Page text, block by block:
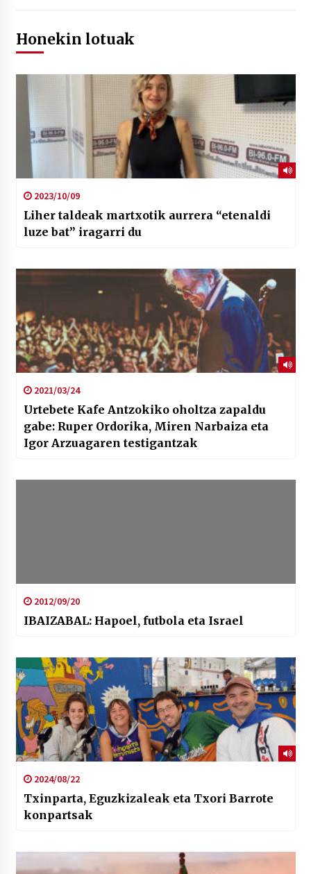
Honekin lotuak
2023/10/09
Liher taldeak martxotik aurrera “etenaldi
luze bat” iragarri du
2021/03/24
Urtebete Kafe Antzokiko oholtza zapaldu
gabe: Ruper Ordorika, Miren Narbaiza eta
Igor Arzuagaren testigantzak
2012/09/20
IBAIZABAL: Hapoel, futbola eta Israel
2024/08/22
Txinparta, Eguzkizaleak eta Txori Barrote
konpartsak